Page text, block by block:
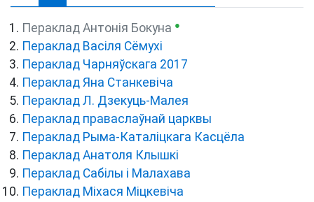
Пераклад Антонія Бокуна ●
Пераклад Васіля Сёмухі
Пераклад Чарняўскага 2017
Пераклад Яна Станкевіча
Пераклад Л. Дзекуць-Малея
Пераклад праваслаўнай царквы
Пераклад Рыма-Каталіцкага Касцёла
Пераклад Анатоля Клышкi
Пераклад Сабілы і Малахава
Пераклад Міхася Міцкевіча